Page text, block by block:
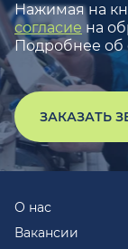
Нажимая на
согласие на
Подробнее об
ЗАКАЗАТЬ
О нас
Вакансии